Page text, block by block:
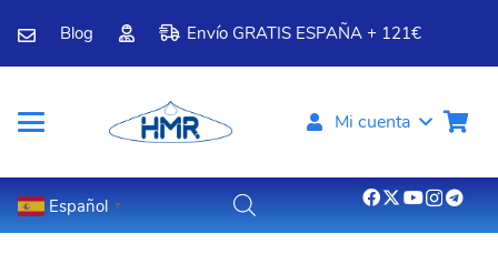
Blog Envío GRATIS ESPAÑA + 121€
Mi cuenta
Español ▼